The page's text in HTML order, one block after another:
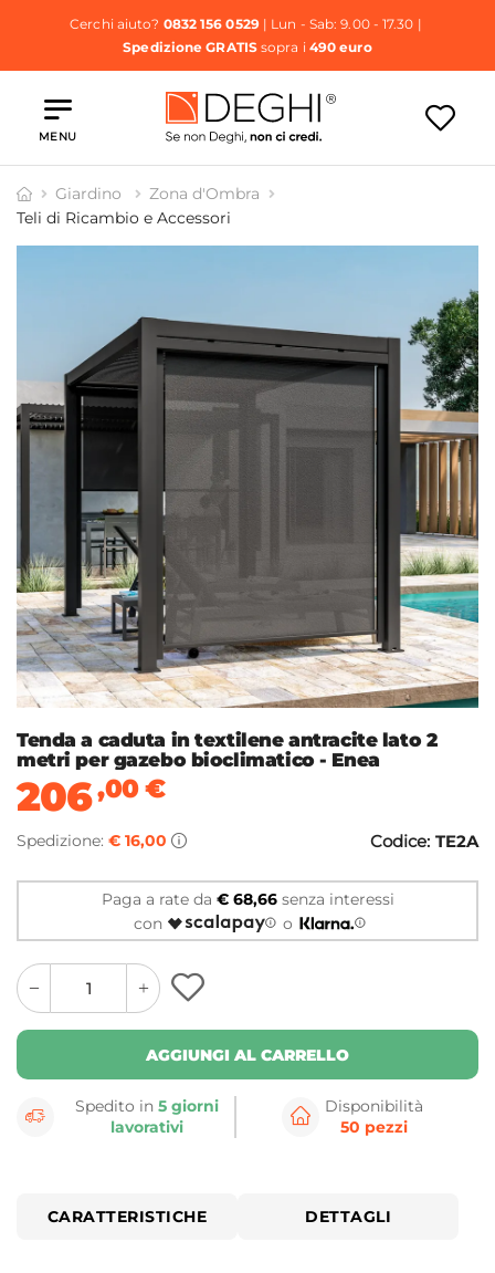
Cerchi aiuto? 0832 156 0529| Lun - Sab: 9.00 - 17.30 |
Spedizione GRATISsopra i 490 euro
MENU
Giardino
Zona d'Ombra
Teli di Ricambio e Accessori
Tenda a caduta in textilene antracite lato 2
metri per gazebo bioclimatico - Enea
206,00€
Spedizione: € 16,00 Codice: TE2A
Paga a rate da € 68,66senza interessi
con
o
quantity
button
quantity
minus
button
AGGIUNGI AL CARRELLO
Spedito in5 giorni
lavorativi
Disponibilità
50 pezzi
CARATTERISTICHE DETTAGLI